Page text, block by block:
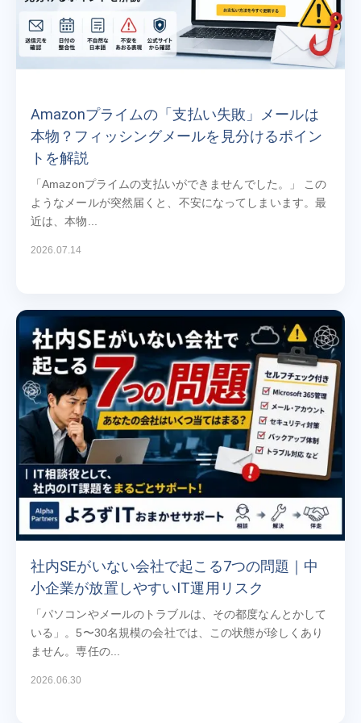
Amazonプライムの「支払い失敗」メールは
本物？フィッシングメールを見分けるポイン
トを解説
「Amazonプライムの支払いができませんでした。」 この
ようなメールが突然届くと、不安になってしまいます。最
近は、本物...
2026.07.14
社内SEがいない会社で起こる7つの問題｜中
小企業が放置しやすいIT運用リスク
「パソコンやメールのトラブルは、その都度なんとかして
いる」。5〜30名規模の会社では、この状態が珍しくあり
ません。専任の...
2026.06.30